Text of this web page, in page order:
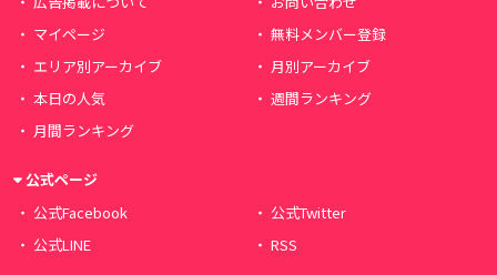
マイページ
無料メンバー登録
エリア別アーカイブ
月別アーカイブ
本日の人気
週間ランキング
月間ランキング
公式ページ
公式Facebook
公式Twitter
公式LINE
RSS